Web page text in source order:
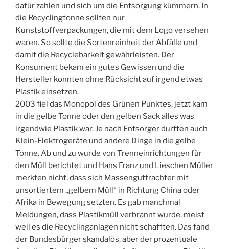
dafür zahlen und sich um die Entsorgung kümmern. In
die Recyclingtonne sollten nur
Kunststoffverpackungen, die mit dem Logo versehen
waren. So sollte die Sortenreinheit der Abfälle und
damit die Recyclebarkeit gewährleisten. Der
Konsument bekam ein gutes Gewissen und die
Hersteller konnten ohne Rücksicht auf irgend etwas
Plastik einsetzen.
2003 fiel das Monopol des Grünen Punktes, jetzt kam
in die gelbe Tonne oder den gelben Sack alles was
irgendwie Plastik war. Je nach Entsorger durften auch
Klein-Elektrogeräte und andere Dinge in die gelbe
Tonne. Ab und zu wurde von Trenneinrichtungen für
den Müll berichtet und Hans Franz und Lieschen Müller
merkten nicht, dass sich Massengutfrachter mit
unsortiertem „gelbem Müll“ in Richtung China oder
Afrika in Bewegung setzten. Es gab manchmal
Meldungen, dass Plastikmüll verbrannt wurde, meist
weil es die Recyclinganlagen nicht schafften. Das fand
der Bundesbürger skandalös, aber der prozentuale